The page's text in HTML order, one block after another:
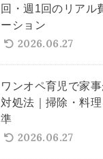
回・週1回のリアル
ーション
2026.06.27
ワンオペ育児で家
対処法｜掃除・料
準
2026.06.27